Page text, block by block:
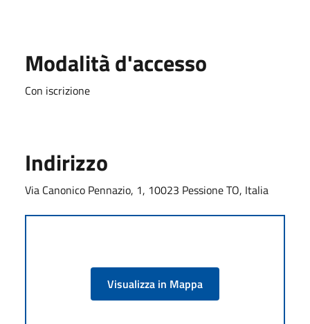
Modalità d'accesso
Con iscrizione
Indirizzo
Via Canonico Pennazio, 1, 10023 Pessione TO, Italia
Visualizza in Mappa